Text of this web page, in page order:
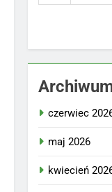
czerwiec
maj 2026
kwiecień